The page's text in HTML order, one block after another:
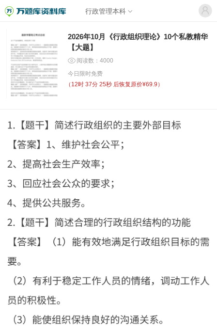
行政管理本科
2026年10月《行政组织理论》10个私教精华
【大题】
阅读数：4000
今日限时免费
（ 12时 37分 25秒 后恢复原价¥69.9）